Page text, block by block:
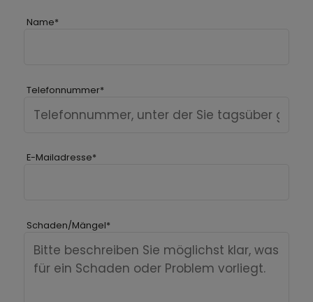
Name*
Telefonnummer*
E-Mailadresse*
Schaden/Mängel*